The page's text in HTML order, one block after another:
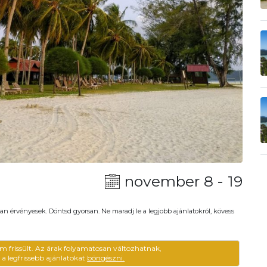
november 8 - 19
érvényesek. Döntsd gyorsan. Ne maradj le a legjobb ajánlatokról, kövess
frissült. Az árak folyamatosan változhatnak,
a legfrissebb ajánlatokat böngészni.